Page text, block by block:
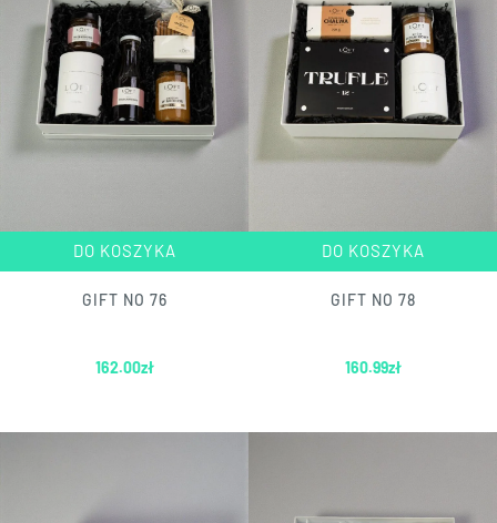
DO KOSZYKA
GIFT NO 76
162.00zł
DO KOSZYKA
GIFT NO 78
160.99zł